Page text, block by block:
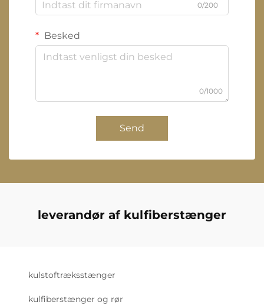
0/200
Besked
0/1000
Send
leverandør af kulfiberstænger
kulstoftræksstænger
kulfiberstænger og rør